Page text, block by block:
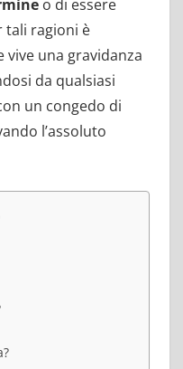
o di essere
tali ragioni è
vive una gravidanza
da qualsiasi
un congedo di
l’assoluto